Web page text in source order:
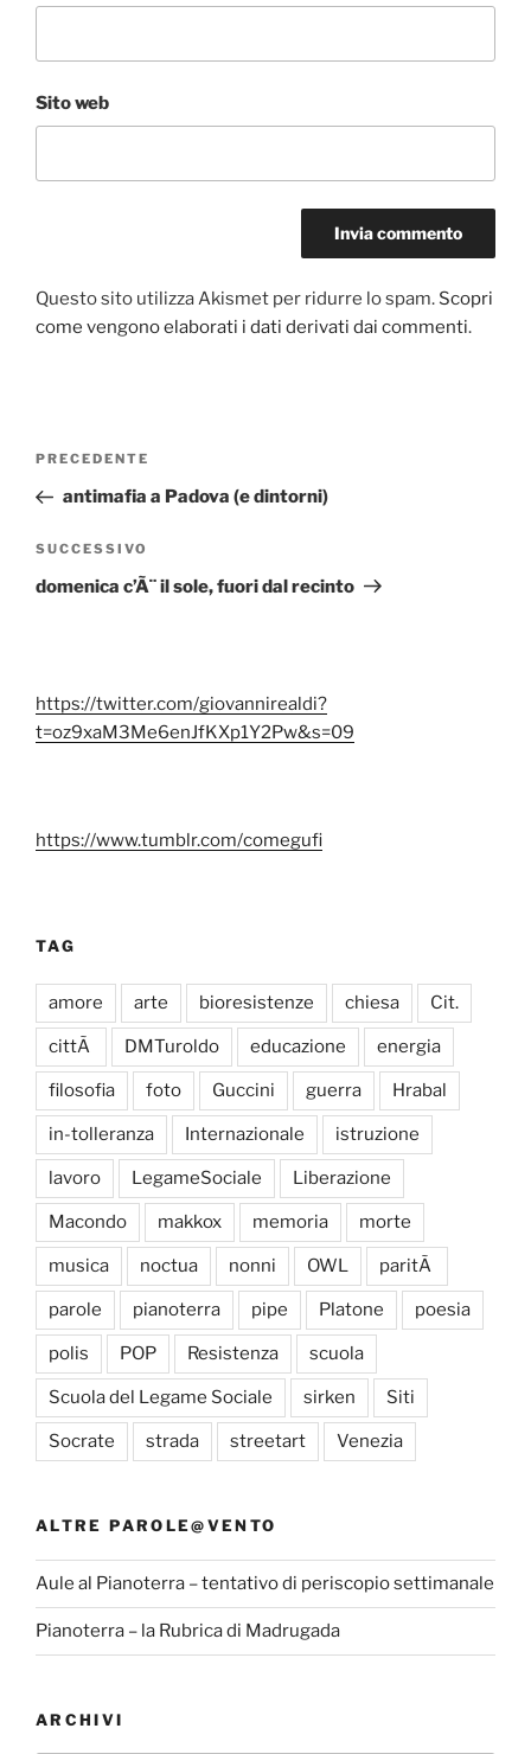
Sito web
Questo sito utilizza Akismet per ridurre lo spam. Scopri
come vengono elaborati i dati derivati dai commenti.
Navigazione
Articolo
precedente:
PRECEDENTE
antimafia a Padova (e dintorni)
Articolo
successivo
SUCCESSIVO
domenica c’Ã¨ il sole, fuori dal recinto
https://twitter.com/giovannirealdi?
t=oz9xaM3Me6enJfKXp1Y2Pw&s=09
https://www.tumblr.com/comegufi
TAG
amore arte bioresistenze chiesa Cit.
cittÃ DMTuroldo educazione energia
filosofia foto Guccini guerra Hrabal
in-tolleranza Internazionale istruzione
lavoro LegameSociale Liberazione
Macondo makkox memoria morte
musica noctua nonni OWL paritÃ
parole pianoterra pipe Platone poesia
polis POP Resistenza scuola
Scuola del Legame Sociale sirken Siti
Socrate strada streetart Venezia
ALTRE PAROLE@VENTO
Aule al Pianoterra – tentativo di periscopio settimanale
Pianoterra – la Rubrica di Madrugada
ARCHIVI